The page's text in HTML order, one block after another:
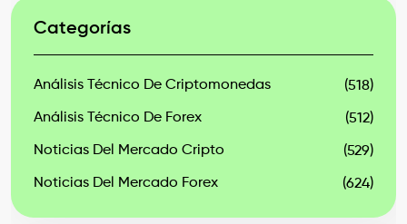
Categorías
Análisis Técnico De Criptomonedas (518)
Análisis Técnico De Forex (512)
Noticias Del Mercado Cripto (529)
Noticias Del Mercado Forex (624)